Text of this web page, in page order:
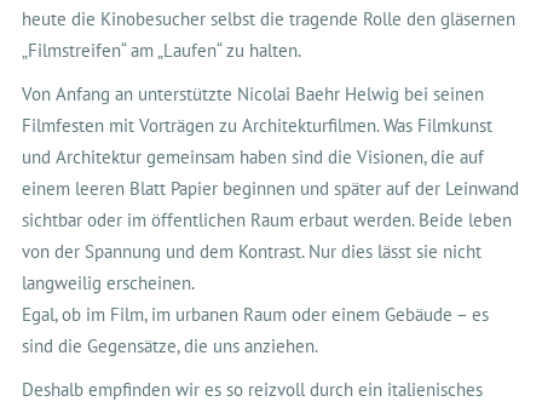
heute die Kinobesucher selbst die tragende Rolle den gläsernen
„Filmstreifen“ am „Laufen“ zu halten.
Von Anfang an unterstützte Nicolai Baehr Helwig bei seinen
Filmfesten mit Vorträgen zu Architekturfilmen. Was Filmkunst
und Architektur gemeinsam haben sind die Visionen, die auf
einem leeren Blatt Papier beginnen und später auf der Leinwand
sichtbar oder im öffentlichen Raum erbaut werden. Beide leben
von der Spannung und dem Kontrast. Nur dies lässt sie nicht
langweilig erscheinen.
Egal, ob im Film, im urbanen Raum oder einem Gebäude – es
sind die Gegensätze, die uns anziehen.
Deshalb empfinden wir es so reizvoll durch ein italienisches